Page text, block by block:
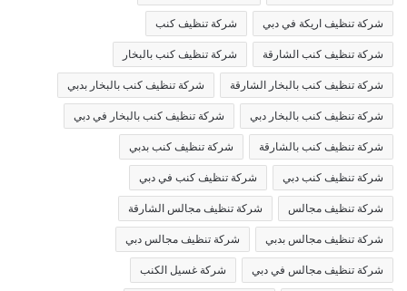
شركة تنظيف اريكة في دبي شركة تنظيف كنب
شركة تنظيف كنب الشارقة شركة تنظيف كنب بالبخار
شركة تنظيف كنب بالبخار الشارقة شركة تنظيف كنب بالبخار بدبي
شركة تنظيف كنب بالبخار دبي شركة تنظيف كنب بالبخار في دبي
شركة تنظيف كنب بالشارقة شركة تنظيف كنب بدبي
شركة تنظيف كنب دبي شركة تنظيف كنب في دبي
شركة تنظيف مجالس شركة تنظيف مجالس الشارقة
شركة تنظيف مجالس بدبي شركة تنظيف مجالس دبي
شركة تنظيف مجالس في دبي شركة غسيل الكنب